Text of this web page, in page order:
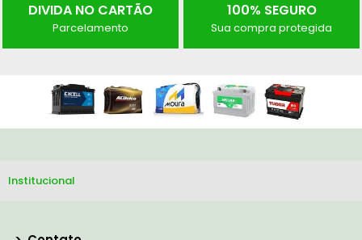
DIVIDA NO CARTÃO
Parcelamento
100% SEGURO
Sua compra protegida
Institucional